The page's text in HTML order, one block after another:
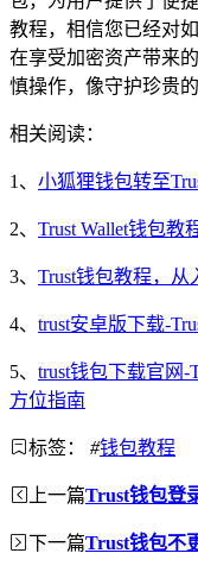
教程，相信您已经对
在享受加密资产带来
慎操作，像守护珍贵
相关阅读：
1、 小狐狸钱包转至
2、 Trust Wallet钱包
3、 Trust钱包教程，从
4、 trust安卓版下载-
5、 trust钱包下载官网
方位指南
标签： #钱包教程
上一篇Trust钱包登
下一篇Trust钱包不